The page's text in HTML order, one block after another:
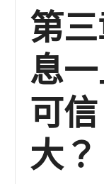
第
息
可
大？